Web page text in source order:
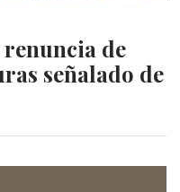
de
señalado de